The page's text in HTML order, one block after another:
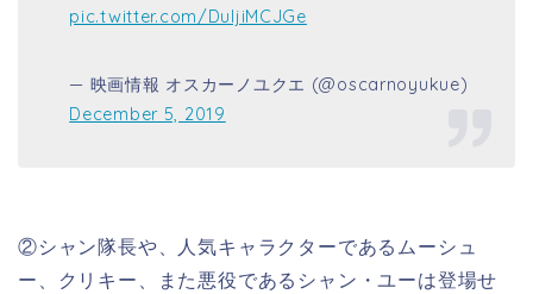
pic.twitter.com/DuljiMCJGe
— 映画情報 オスカーノユクエ (@oscarnoyukue)
December 5, 2019
②シャン隊長や、人気キャラクターであるムーシュ
ー、クリキー、また悪役であるシャン・ユーは登場せ